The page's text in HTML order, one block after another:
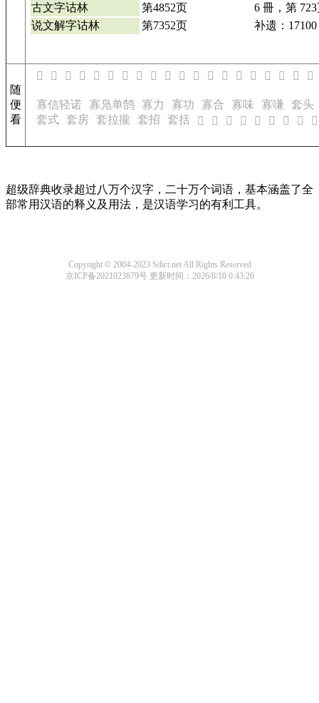
古文字诂林
第4852页
6 冊，第
说文解字诂林
第7352页 补遗：17100
随
便
看
𨻯 𨻰 𨻱 𨻲 𨻳 𨻴 𨻵 𨻸 𨻹 𪦤 𪦥 𪦦 𪦧 𪦨 𪦩 𪦪 𪦫 𪢣 𪢤 𪢦
寡信轻诺 寡凫单鹄 寡力 寡功 寡合 寡味 寡嗛
套头
套式 套房 套拉攏 套招 套括 𦗠 𦗡 𦗢 𦗣 𦗤 𦗥 𦗦 𦗧 𦗨
超级辞典收录超过八万个汉字，二十万个词语，基本涵盖了全
部常用汉语的释义及用法，是汉语学习的有利工具。
Copyright © 2004-2023 Sdict.net All Rights Reserved
京ICP备2021023879号更新时间：2026/8/10 0:43:26